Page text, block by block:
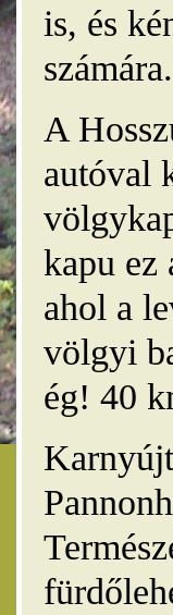
is, és
számára.
A
autóval
kapu ez
ahol a
völgyi
ég! 40